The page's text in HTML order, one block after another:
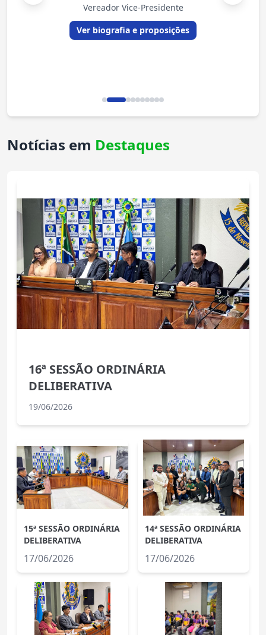
Vereador Vice-Presidente
Ver biografia e proposições
Notícias em Destaques
16ª SESSÃO ORDINÁRIA
DELIBERATIVA
19/06/2026
15ª SESSÃO ORDINÁRIA
DELIBERATIVA
17/06/2026
14ª SESSÃO ORDINÁRIA
DELIBERATIVA
17/06/2026